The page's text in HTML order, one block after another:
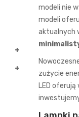
modeli nie
modeli
aktualnych
zużycie
LED oferują